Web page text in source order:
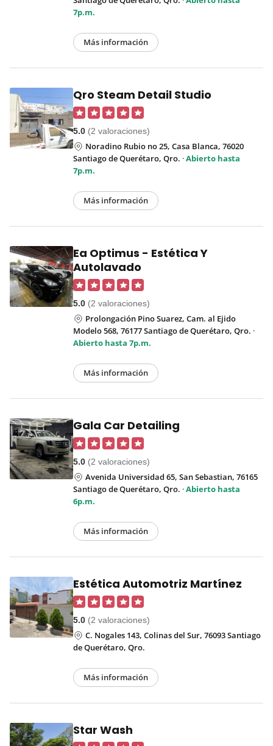
7p.m.
Más información
Qro Steam Detail Studio
5.0 (2 valoraciones)
Noradino Rubio no 25, Casa Blanca, 76020
Santiago de Querétaro, Qro. ·Abierto hasta
7p.m.
Más información
Ea Optimus - Estética Y
Autolavado
5.0 (2 valoraciones)
Prolongación Pino Suarez, Cam. al Ejido
Modelo 568, 76177 Santiago de Querétaro, Qro. ·
Abierto hasta 7p.m.
Más información
Gala Car Detailing
5.0 (2 valoraciones)
Avenida Universidad 65, San Sebastian, 76165
Santiago de Querétaro, Qro. ·Abierto hasta
6p.m.
Más información
Estética Automotriz Martínez
5.0 (2 valoraciones)
C. Nogales 143, Colinas del Sur, 76093 Santiago
de Querétaro, Qro.
Más información
Star Wash